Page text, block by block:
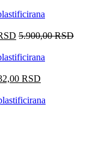
5.900,00RSD
RSD